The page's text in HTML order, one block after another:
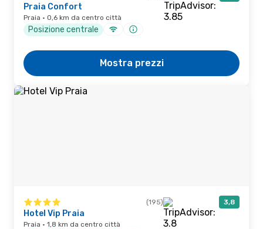
Praia Confort
Praia · 0,6 km da centro città
Posizione centrale
Mostra prezzi
(195) 3,8
Hotel Vip Praia
Praia · 1,8 km da centro città